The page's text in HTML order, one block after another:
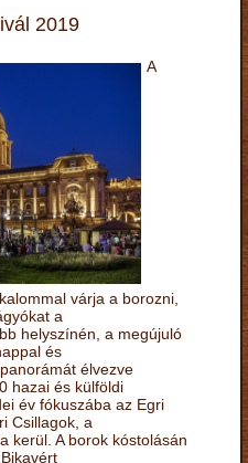
2019
A
várja a borozni,
a
helyszínén, a megújuló
és
élvezve
hazai és külföldi
év fókuszába az Egri
Csillagok, a
kerül. A borok kóstolásán